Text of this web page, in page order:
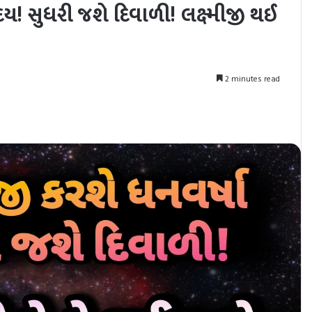
સુધરી જશે દિવાળી! લક્ષ્મીજી થઈ
2 minutes read